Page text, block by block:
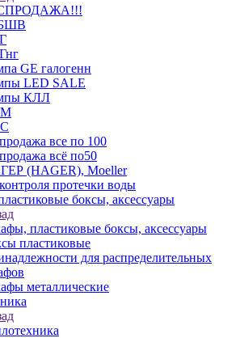
GE галогенн
LED SALE
КЛЛ
все по 100
всё по50
(HAGER), Moeller
протечки воды
боксы, аксессуары
пластиковые боксы, аксессуары
пластиковые
для распределительных
металлические